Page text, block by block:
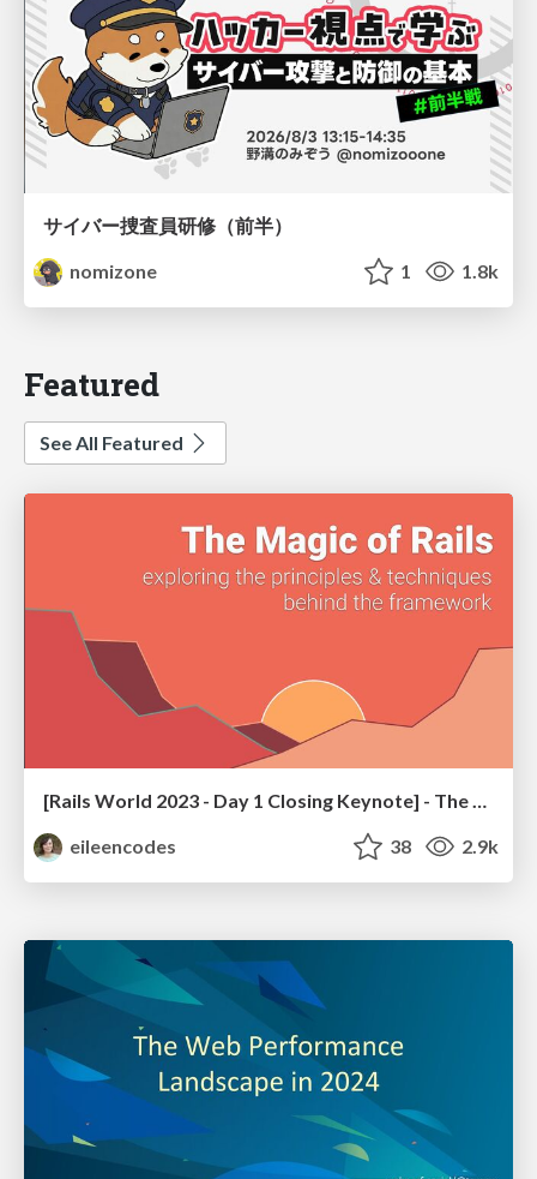
サイバー捜査員研修（前半）
nomizone
1 1.8k
Featured
See All Featured
[Rails World 2023 - Day 1 Closing Keynote] - The Magic of Rails
eileencodes
38 2.9k